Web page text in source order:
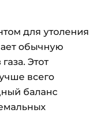
для утоления
обычную
Этот
всего
баланс